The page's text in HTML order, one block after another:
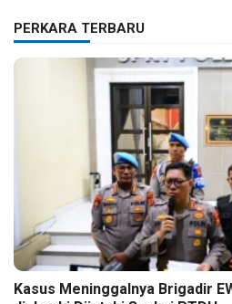
PERKARA TERBARU
Kasus Meninggalnya Brigadir